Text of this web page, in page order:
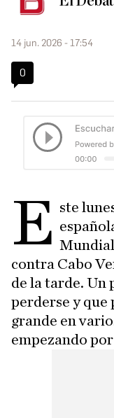
14 jun. 2026 - 17:54
0
E ste
contra Cabo
de la tarde. Un
perderse y que
grande en
empezando